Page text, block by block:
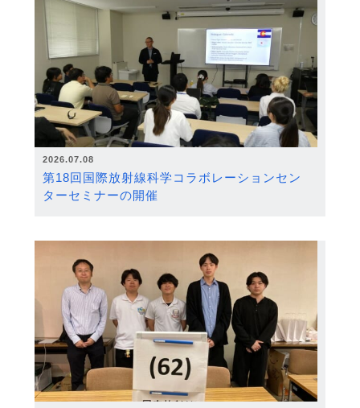
2026.07.08
第18回国際放射線科学コラボレーションセン
ターセミナーの開催